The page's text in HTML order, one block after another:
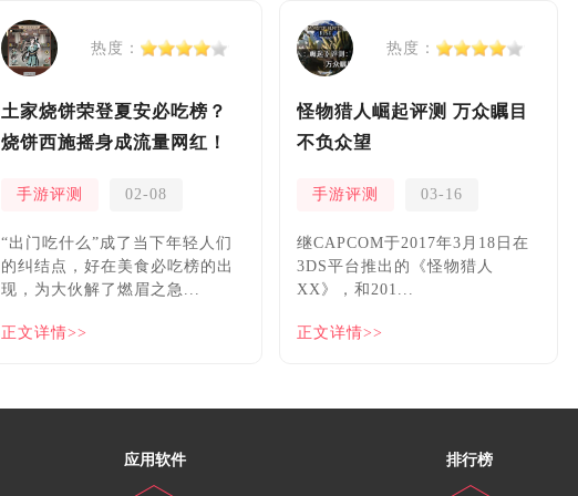
热度：
土家烧饼荣登夏安必吃榜？
烧饼西施摇身成流量网红！
手游评测 02-08
“出门吃什么”成了当下年轻人们
的纠结点，好在美食必吃榜的出
现，为大伙解了燃眉之急...
正文详情>>
热度：
怪物猎人崛起评测 万众瞩目
不负众望
手游评测 03-16
继CAPCOM于2017年3月18日在
3DS平台推出的《怪物猎人
XX》，和201...
正文详情>>
应用软件 排行榜